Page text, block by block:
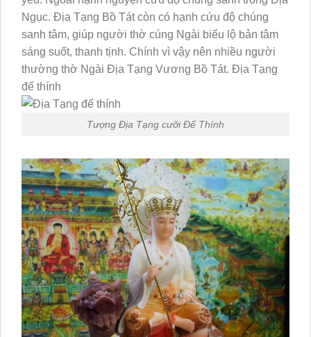
Ngục. Địa Tạng Bồ Tát còn có hạnh cứu độ chúng
sanh tâm, giúp người thờ cúng Ngài biểu lộ bản tâm
sáng suốt, thanh tịnh. Chính vì vậy nên nhiều người
thường thờ Ngài Địa Tạng Vương Bồ Tát. Địa Tạng
đế thính
Tượng Địa Tạng cưỡi Đế Thính